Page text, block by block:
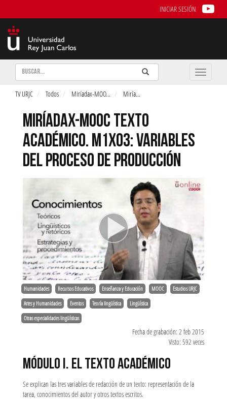
INICIAR SESIÓN
Buscar Enviar
Buscar
Toggle
TV URJC Todos Miríadax-MOO... Miría...
MIRÍADAX-MOOC TEXTO
ACADÉMICO. M1X03: VARIABLES
DEL PROCESO DE PRODUCCIÓN
Humanidades Recursos Educativos Enseñanza y Educación MOOC Estudios URJC
Artes y Humanidades Eventos Teoría lingüística Lingüística
Otras especialidades lingüísticas
Fecha de grabación: 2 feb 2015
Visto: 592 veces
MÓDULO I. EL TEXTO ACADÉMICO
Se explican las tres variables de redacción de un texto: representación de la
tarea, conocimientos del autor y otros textos escritos.